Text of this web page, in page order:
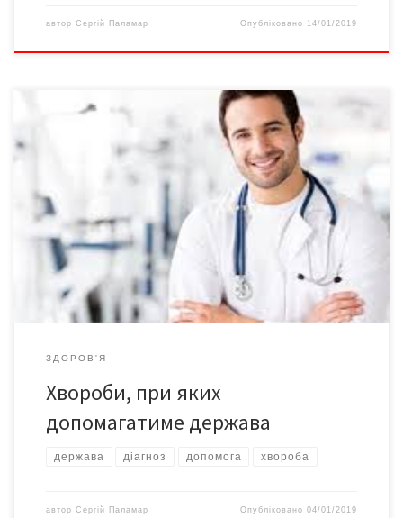
автор Сергій Паламар Опубліковано 14/01/2019
Кабмін затвердив перелік захворювань, які дають право на
отримання соціальної допомоги від держави З 1 січня в Україні
з’явиться новий вид соціальної допомоги, яку отримуватимуть
особи, що доглядають за дітьми з рідкісними тяжкими
захворюваннями без групи інвалідності. До списку увійшли
важкі перинатальні ураження нервової системи, важкі
вроджені вади розвитку, рідкісні орфанні захворювання, […]
ЗДОРОВ'Я
Хвороби, при яких
допомагатиме держава
держава діагноз допомога хвороба
автор Сергій Паламар Опубліковано04/01/2019